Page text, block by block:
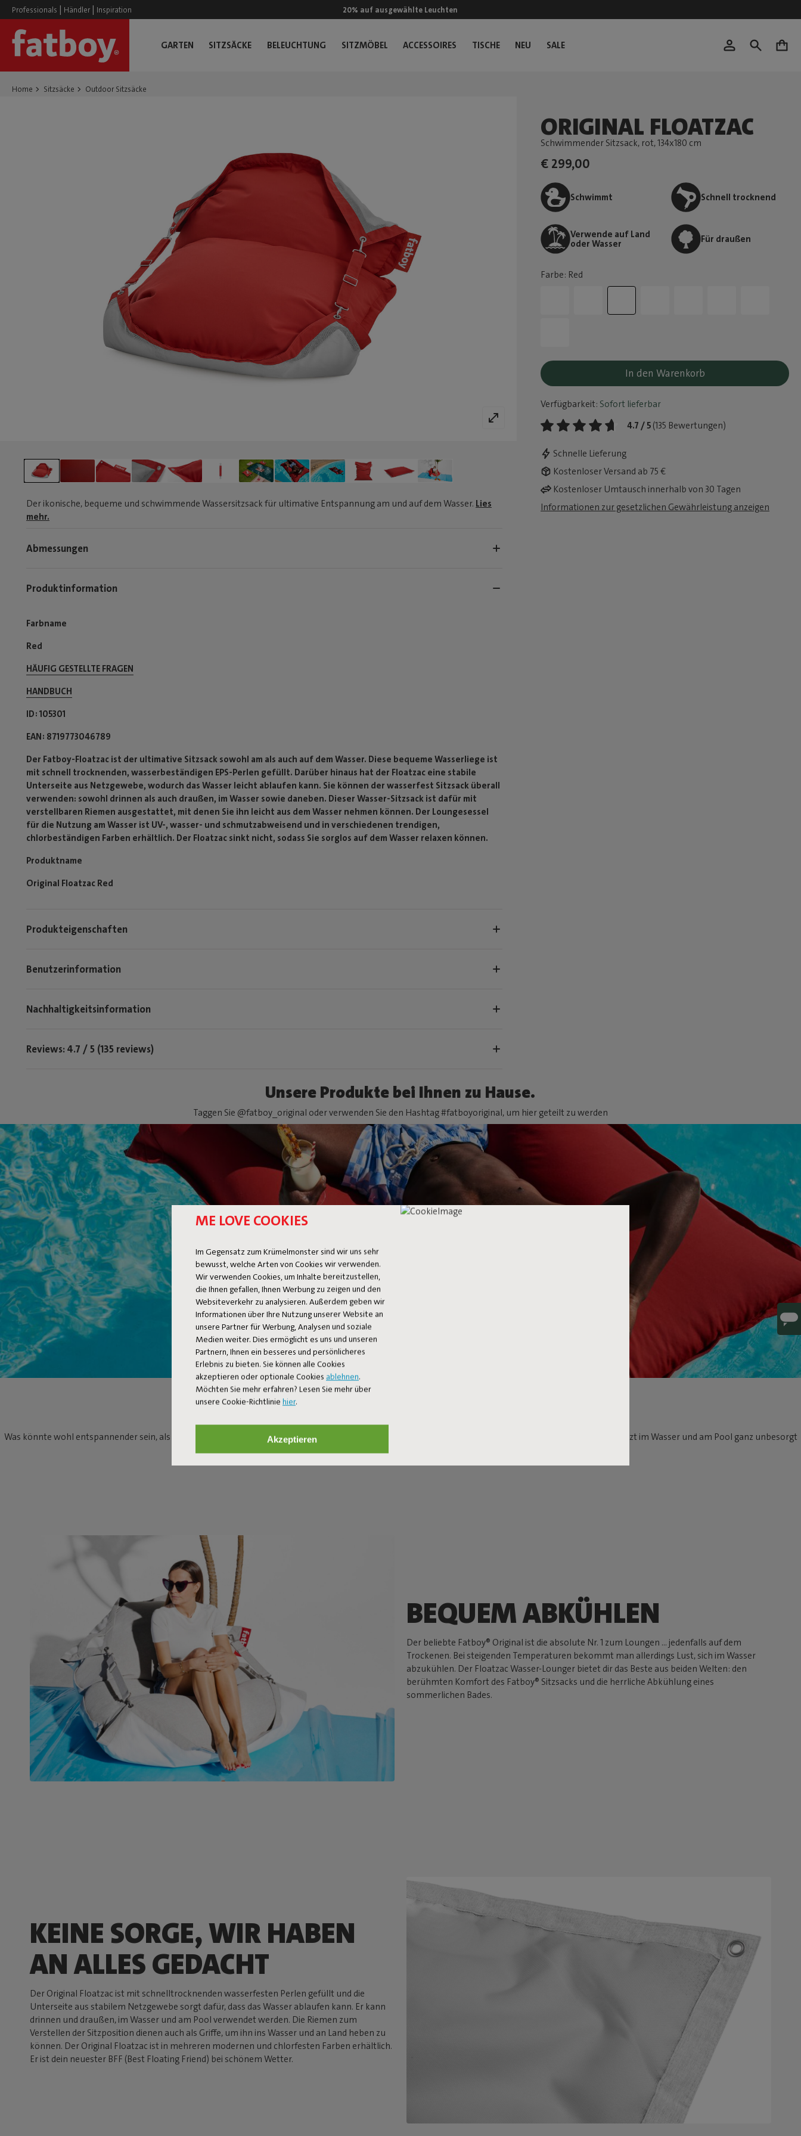
ME LOVE COOKIES
Im Gegensatz zum Krümelmonster sind wir uns sehr
bewusst, welche Arten von Cookies wir verwenden.
Wir verwenden Cookies, um Inhalte bereitzustellen,
die Ihnen gefallen, Ihnen Werbung zu zeigen und den
Websiteverkehr zu analysieren. Außerdem geben wir
Informationen über Ihre Nutzung unserer Website an
unsere Partner für Werbung, Analysen und soziale
Medien weiter. Dies ermöglicht es uns und unseren
Partnern, Ihnen ein besseres und persönlicheres
Erlebnis zu bieten. Sie können alle Cookies
akzeptieren oder optionale Cookies ablehnen.
Möchten Sie mehr erfahren? Lesen Sie mehr über
unsere Cookie-Richtlinie hier.
Akzeptieren
Professionals | Händler | Inspiration 20% auf ausgewählte Leuchten
GARTEN SITZSÄCKE BELEUCHTUNG SITZMÖBEL ACCESSOIRES TISCHE NEU SALE 0
Home Sitzsäcke Outdoor Sitzsäcke
ORIGINAL FLOATZAC
Schwimmender Sitzsack, rot, 134x180 cm
€ 299,00
Schwimmt Schnell trocknend
Verwende auf Land
oder Wasser
Für draußen
Farbe: Red
In den Warenkorb
Verfügbarkeit: Sofort lieferbar
4.7 / 5 (135 Bewertungen)
Schnelle Lieferung
Kostenloser Versand ab 75 €
Kostenloser Umtausch innerhalb von 30 Tagen
Informationen zur gesetzlichen Gewährleistung anzeigen
Der ikonische, bequeme und schwimmende Wassersitzsack für ultimative Entspannung am und auf dem Wasser. Lies
mehr.
Abmessungen
Produktinformation
Farbname
Red
HÄUFIG GESTELLTE FRAGEN
HANDBUCH
ID 105301
EAN 8719773046789
Der Fatboy-Floatzac ist der ultimative Sitzsack sowohl am als auch auf dem Wasser. Diese bequeme Wasserliege ist
mit schnell trocknenden, wasserbeständigen EPS-Perlen gefüllt. Darüber hinaus hat der Floatzac eine stabile
Unterseite aus Netzgewebe, wodurch das Wasser leicht ablaufen kann. Sie können der wasserfest Sitzsack überall
verwenden: sowohl drinnen als auch draußen, im Wasser sowie daneben. Dieser Wasser-Sitzsack ist dafür mit
verstellbaren Riemen ausgestattet, mit denen Sie ihn leicht aus dem Wasser nehmen können. Der Loungesessel
für die Nutzung am Wasser ist UV-, wasser- und schmutzabweisend und in verschiedenen trendigen,
chlorbeständigen Farben erhältlich. Der Floatzac sinkt nicht, sodass Sie sorglos auf dem Wasser relaxen können.
Produktname
Original Floatzac Red
Produkteigenschaften
Benutzerinformation
Nachhaltigkeitsinformation
Reviews: 4.7 / 5 (135 reviews)
Unsere Produkte bei Ihnen zu Hause.
Taggen Sie @fatboy_original oder verwenden Sie den Hashtag #fatboyoriginal, um hier geteilt zu werden
ORIGINAL FLOATZAC
Was könnte wohl entspannender sein, als am Pool zu relaxen, wenn das Thermometer steigt? Wir haben die Antwort. Mit dem Original Floatzac kannst du jetzt im Wasser und am Pool ganz unbesorgt
BEQUEM ABKÜHLEN
Der beliebte Fatboy® Original ist die absolute Nr. 1 zum Loungen ... jedenfalls auf dem
Trockenen. Bei steigenden Temperaturen bekommt man allerdings Lust, sich im Wasser
abzukühlen. Der Floatzac Wasser-Lounger bietet dir das Beste aus beiden Welten: den
berühmten Komfort des Fatboy® Sitzsacks und die herrliche Abkühlung eines
sommerlichen Bades.
KEINE SORGE, WIR HABEN
AN ALLES GEDACHT
Der Original Floatzac ist mit schnelltrocknenden wasserfesten Perlen gefüllt und die
Unterseite aus stabilem Netzgewebe sorgt dafür, dass das Wasser ablaufen kann. Er kann
drinnen und draußen, im Wasser und am Pool verwendet werden. Die Riemen zum
Verstellen der Sitzposition dienen auch als Griffe, um ihn ins Wasser und an Land heben zu
können. Der Original Floatzac ist in mehreren modernen und chlorfesten Farben erhältlich.
Er ist dein neuester BFF (Best Floating Friend) bei schönem Wetter.